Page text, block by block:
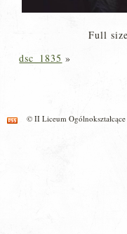
Full
dsc_1835 »
© II Liceum